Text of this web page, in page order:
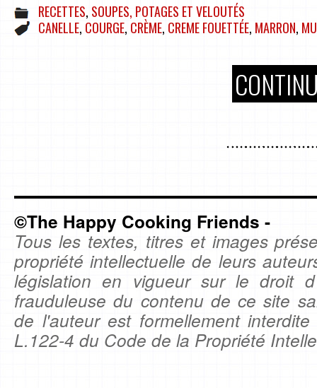
RECETTES, SOUPES, POTAGES ET VELOUTÉS
CANELLE, COURGE, CRÈME, CREME FOUETTÉE, MARRON,
©The Happy Cooking Friends -
Tous les textes, titres et images
propriété intellectuelle de leurs
législation en vigueur sur le droit
frauduleuse du contenu de ce site
de l'auteur est formellement
L.122-4 du Code de la Propriété